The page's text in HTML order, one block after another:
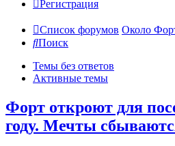
Регистрация
Список форумов Около
Поиск
Темы без ответов
Активные темы
Форт откроют для
году. Мечты